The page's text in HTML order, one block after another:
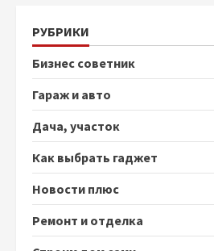
РУБРИКИ
Бизнес советник
Гараж и авто
Дача, участок
Как выбрать гаджет
Новости плюс
Ремонт и отделка